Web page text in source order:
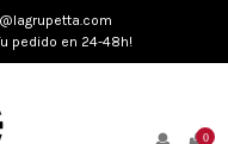
pedido en 24-48h!
0